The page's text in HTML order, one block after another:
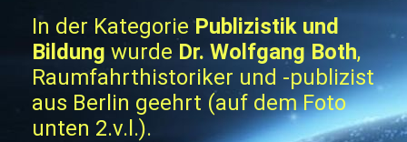
In der KategoriePublizistik und
Bildung wurde Dr. Wolfgang Both,
Raumfahrthistoriker und -publizist
aus Berlin geehrt (auf dem Foto
unten 2.v.l.).